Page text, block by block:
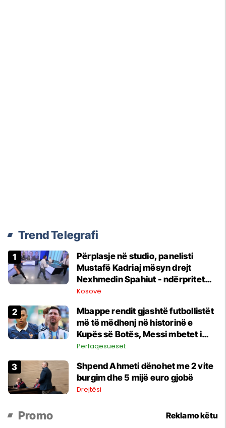
Trend Telegrafi
Përplasje në studio, panelisti
Mustafë Kadriaj mësyn drejt
Nexhmedin Spahiut - ndërpritet
transmetimi
Kosovë
Mbappe rendit gjashtë futbollistët
më të mëdhenj në historinë e
Kupës së Botës, Messi mbetet i
dyti
Përfaqësueset
Shpend Ahmeti dënohet me 2 vite
burgim dhe 5 mijë euro gjobë
Drejtësi
Promo Reklamo këtu